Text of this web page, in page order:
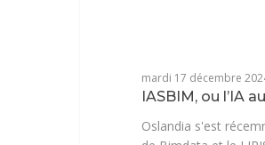
mardi 17 décembre
IASBIM, ou l’IA
Oslandia s'est